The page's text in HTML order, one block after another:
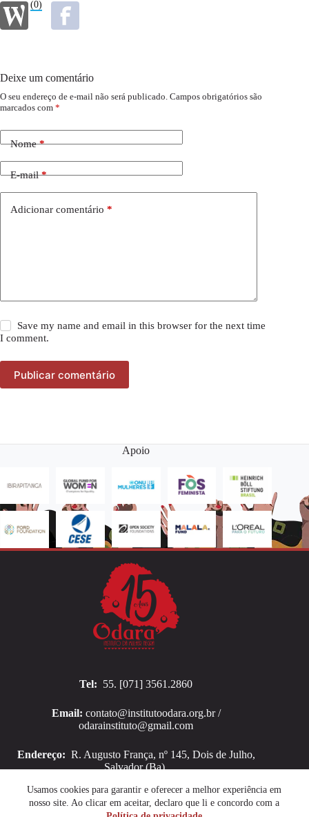
Usamos cookies para garantir e oferecer a melhor experiência em
nosso site. Ao clicar em aceitar, declaro que li e concordo com a
(0)
Deixe um comentário
O seu endereço de e-mail não será publicado. Campos obrigatórios são
marcados com *
Nome*
E-mail*
Adicionar comentário *
Save my name and email in this browser for the next time
I comment.
Publicar comentário
Apoio
Tel: 55. [071] 3561.2860
Email: contato@institutoodara.org.br /
odarainstituto@gmail.com
Endereço: R. Augusto França, nº 145, Dois de Julho,
Salvador (Ba).